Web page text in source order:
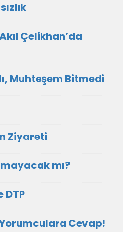
Çelikhan’da
Muhteşem Bitmedi
Ziyareti
mı?
DTP
Yorumculara Cevap!